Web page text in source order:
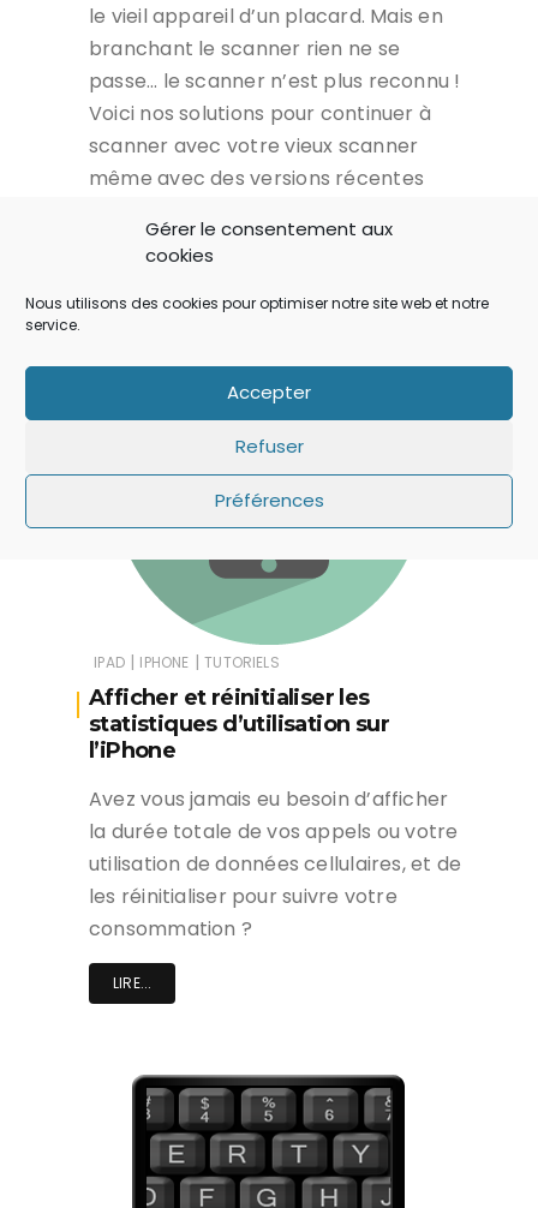
Gérer le consentement aux
cookies
Nous utilisons des cookies pour optimiser notre site web et notre
service.
Accepter
Refuser
Préférences
le vieil appareil d’un placard. Mais en
branchant le scanner rien ne se
passe… le scanner n’est plus reconnu !
Voici nos solutions pour continuer à
scanner avec votre vieux scanner
même avec des versions récentes
LIRE...
IPAD | IPHONE | TUTORIELS
Afficher et réinitialiser les
statistiques d’utilisation sur
l’iPhone
Avez vous jamais eu besoin d’afficher
la durée totale de vos appels ou votre
utilisation de données cellulaires, et de
les réinitialiser pour suivre votre
consommation ?
LIRE...